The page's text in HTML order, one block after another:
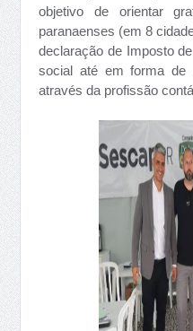
objetivo de orientar
paranaenses (em 8
declaração de Imposto
social até em forma de
através da profissão